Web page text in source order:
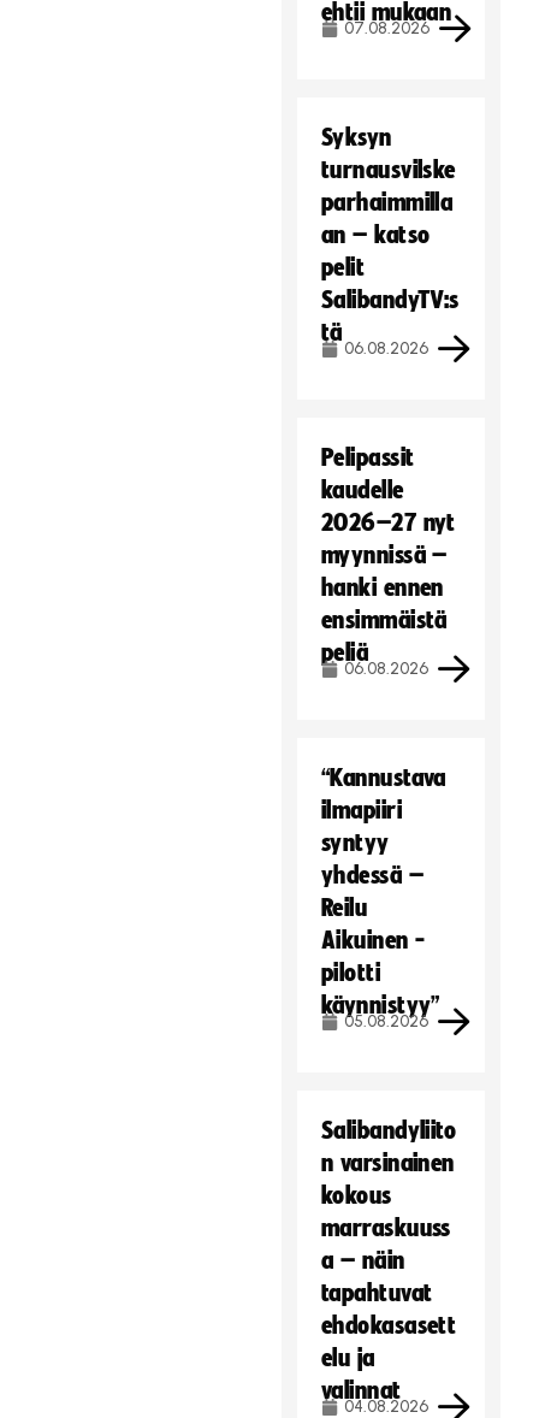
ehtii mukaan
07.08.2026
Syksyn
turnausvilske
parhaimmilla
an – katso
pelit
SalibandyTV:s
tä
06.08.2026
Pelipassit
kaudelle
2026–27 nyt
myynnissä –
hanki ennen
ensimmäistä
peliä
06.08.2026
“Kannustava
ilmapiiri
syntyy
yhdessä –
Reilu
Aikuinen -
pilotti
käynnistyy”
05.08.2026
Salibandyliito
n varsinainen
kokous
marraskuuss
a – näin
tapahtuvat
ehdokasasett
elu ja
valinnat
04.08.2026